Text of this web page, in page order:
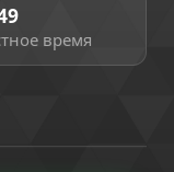
время